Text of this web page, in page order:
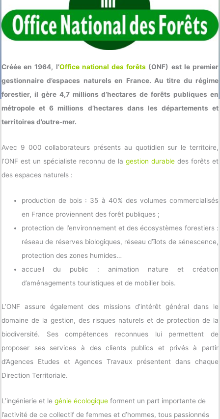
Créée en 1964, l’Office national des forêts (ONF) est le premier
gestionnaire d’espaces naturels en France. Au titre du régime
forestier, il gère 4,7 millions d’hectares de forêts publiques en
métropole et 6 millions d’hectares dans les départements et
territoires d’outre-mer.
Avec 9 000 collaborateurs présents au quotidien sur le territoire,
l’ONF est un spécialiste reconnu de la gestion durable des forêts et
des espaces naturels :
production de bois : 35 à 40% des volumes commercialisés
en France proviennent des forêt publiques ;
protection de l’environnement et des écosystèmes forestiers :
réseau de réserves biologiques, réseau d’îlots de sénescence,
protection des zones humides…
accueil du public : animation nature et création
d’aménagements touristiques et de mobilier bois.
L’ONF assure également des missions d’intérêt général dans le
domaine de la gestion, des risques naturels et de protection de la
biodiversité. Ses compétences reconnues lui permettent de
proposer ses services à des clients publics et privés à partir
d’Agences Etudes et Agences Travaux présentent dans chaque
Direction Territoriale.
L’ingénierie et le génie écologique forment un part importante de
l’activité de ce collectif de femmes et d’hommes, tous passionnés